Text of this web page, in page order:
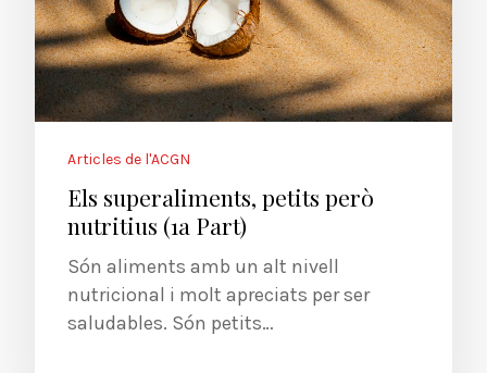
Articles de l'ACGN
Els superaliments, petits però
nutritius (1a Part)
Són aliments amb un alt nivell
nutricional i molt apreciats per ser
saludables. Són petits…